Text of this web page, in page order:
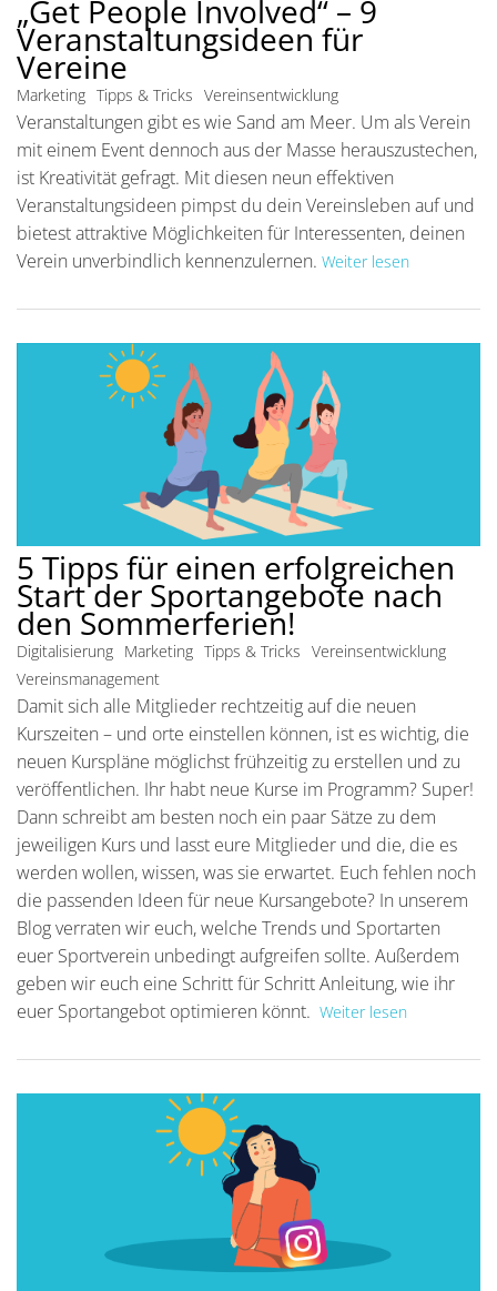
„Get People Involved“ – 9
Veranstaltungsideen für
Vereine
Marketing Tipps & Tricks Vereinsentwicklung
Veranstaltungen gibt es wie Sand am Meer. Um als Verein
mit einem Event dennoch aus der Masse herauszustechen,
ist Kreativität gefragt. Mit diesen neun effektiven
Veranstaltungsideen pimpst du dein Vereinsleben auf und
bietest attraktive Möglichkeiten für Interessenten, deinen
Verein unverbindlich kennenzulernen. Weiter lesen
5 Tipps für einen erfolgreichen
Start der Sportangebote nach
den Sommerferien!
Digitalisierung Marketing Tipps & Tricks Vereinsentwicklung
Vereinsmanagement
Damit sich alle Mitglieder rechtzeitig auf die neuen
Kurszeiten – und orte einstellen können, ist es wichtig, die
neuen Kurspläne möglichst frühzeitig zu erstellen und zu
veröffentlichen. Ihr habt neue Kurse im Programm? Super!
Dann schreibt am besten noch ein paar Sätze zu dem
jeweiligen Kurs und lasst eure Mitglieder und die, die es
werden wollen, wissen, was sie erwartet. Euch fehlen noch
die passenden Ideen für neue Kursangebote? In unserem
Blog verraten wir euch, welche Trends und Sportarten
euer Sportverein unbedingt aufgreifen sollte. Außerdem
geben wir euch eine Schritt für Schritt Anleitung, wie ihr
euer Sportangebot optimieren könnt. Weiter lesen